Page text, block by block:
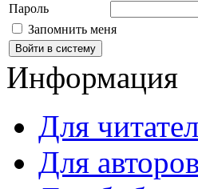
Пароль
Запомнить меня
Информация
Для
Для авторов